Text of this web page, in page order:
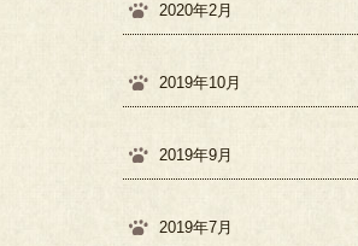
2020年2月
2019年10月
2019年9月
2019年7月